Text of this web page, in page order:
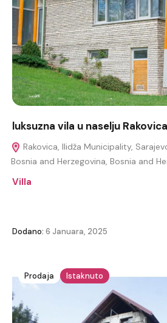
luksuzna vila u naselju
Rakovica, Ilidža Municipality,
Bosnia and Herzegovina, Bosnia and
Villa
Dodano: 6 Januara, 2025
Prodaja Istaknuto